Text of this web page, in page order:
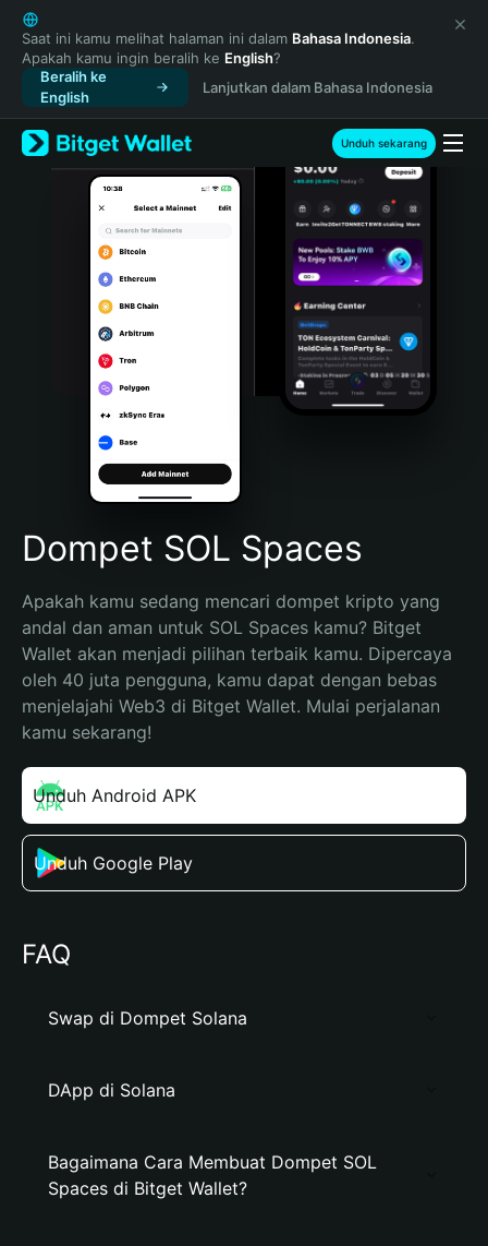
English
日本語
Tiếng Việt
Русский
Español (Latinoamérica)
Türkçe
Italiano
Português (Portugal)
Bahasa Indonesia
Português (Brasil)
Español (Argentina)
Saat ini kamu melihat halaman ini dalam Bahasa Indonesia.
Apakah kamu ingin beralih ke English?
Beralih ke
English
Lanjutkan dalam Bahasa Indonesia
Unduh sekarang
Dompet SOL Spaces
Apakah kamu sedang mencari dompet kripto yang
andal dan aman untuk SOL Spaces kamu? Bitget
Wallet akan menjadi pilihan terbaik kamu. Dipercaya
oleh 40 juta pengguna, kamu dapat dengan bebas
menjelajahi Web3 di Bitget Wallet. Mulai perjalanan
kamu sekarang!
Unduh Android APK
Unduh Google Play
FAQ
Swap di Dompet Solana
DApp di Solana
Bagaimana Cara Membuat Dompet SOL
Spaces di Bitget Wallet?